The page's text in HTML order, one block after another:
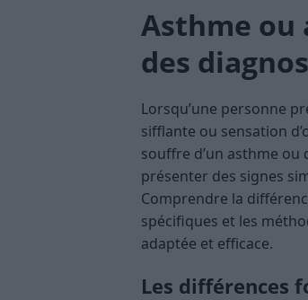
Asthme ou
des
Lorsqu’une personne
sifflante ou sensation
souffre d’un asthme ou
présenter des signes
Comprendre la
spécifiques et les
adaptée et efficace.
Les différences